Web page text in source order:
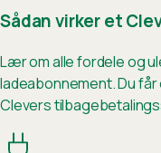
Sådan virker et
Lær om alle fordele og
ladeabonnement. Du
Clevers